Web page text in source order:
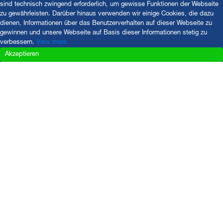
sind technisch zwingend erforderlich, um gewisse Funktionen der Webseite
zu gewährleisten. Darüber hinaus verwenden wir einige Cookies, die dazu
dienen, Informationen über das Benutzerverhalten auf dieser Webseite zu
gewinnen und unsere Webseite auf Basis dieser Informationen stetig zu
verbessern. View more
Akzeptieren